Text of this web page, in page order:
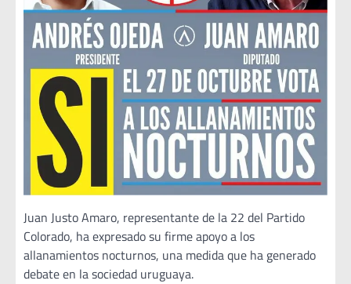
Juan Justo Amaro, representante de la 22 del Partido
Colorado, ha expresado su firme apoyo a los
allanamientos nocturnos, una medida que ha generado
debate en la sociedad uruguaya.